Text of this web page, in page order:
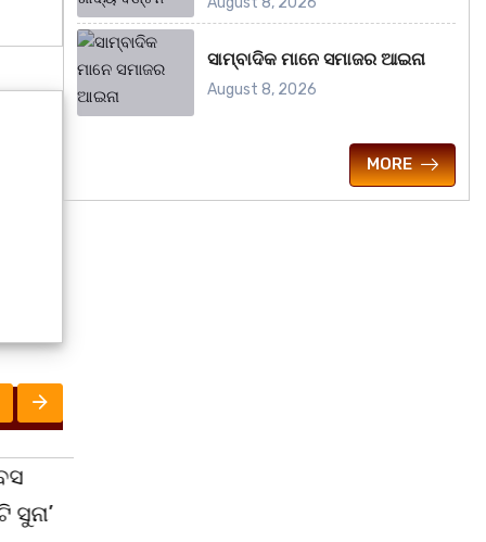
ସାମ୍ବାଦିକ ମାନେ ସମାଜର ଆଇନା
August 8, 2026
MORE